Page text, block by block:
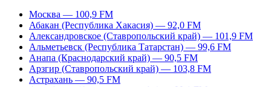
Москва — 100,9 FM
Абакан (Республика Хакасия) — 92,0 FM
Александровское (Ставропольский край) — 101,9 FM
Альметьевск (Республика Татарстан) — 99,6 FM
Анапа (Краснодарский край) — 90,5 FM
Арзгир (Ставропольский край) — 103,8 FM
Астрахань — 90,5 FM